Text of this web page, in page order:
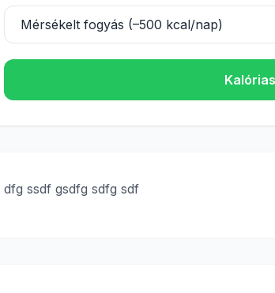
dfg ssdf gsdfg sdfg sdf